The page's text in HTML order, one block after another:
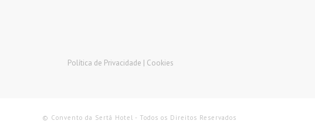
Política de Privacidade | Cookies
© Convento da Sertã Hotel - Todos os Direitos Reservados